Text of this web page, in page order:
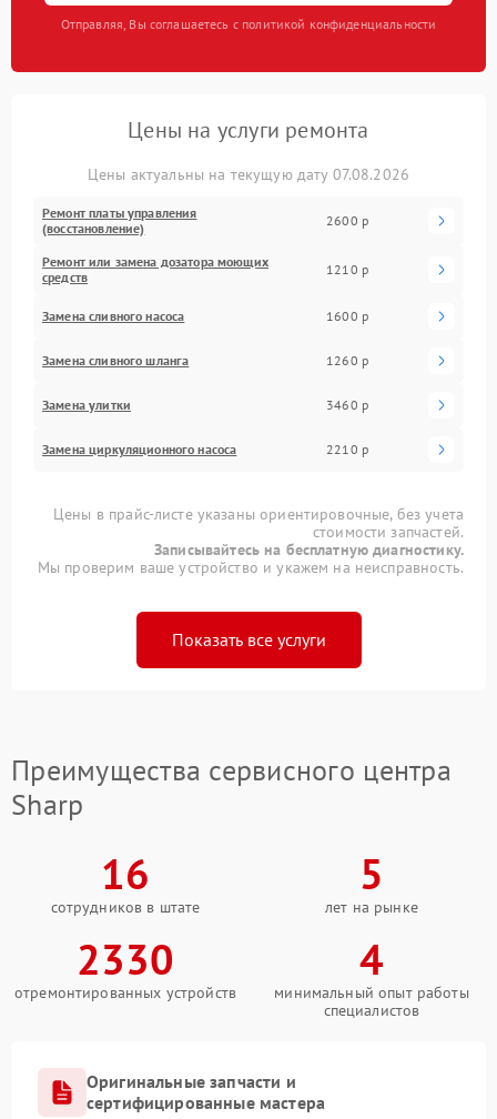
Отправляя, Вы соглашаетесь с политикой конфиденциальности
Цены на услуги ремонта
Цены актуальны на текущую дату 07.08.2026
Ремонт платы управления
(восстановление)
2600 р
Ремонт или замена дозатора моющих
средств
1210 р
Замена сливного насоса 1600 р
Замена сливного шланга 1260 р
Замена улитки 3460 р
Замена циркуляционного насоса 2210 р
Цены в прайс-листе указаны ориентировочные, без учета
стоимости запчастей.
Записывайтесь на бесплатную диагностику.
Мы проверим ваше устройство и укажем на неисправность.
Показать все услуги
Преимущества сервисного центра
Sharp
16
сотрудников в штате
5
лет на рынке
2330
отремонтированных устройств
4
минимальный опыт работы
специалистов
Оригинальные запчасти и
сертифицированные мастера